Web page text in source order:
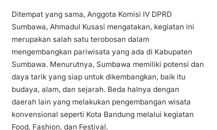
Ditempat yang sama, Anggota Komisi IV DPRD
Sumbawa, Ahmadul Kusasi mengatakan, kegiatan ini
merupakan salah satu terobosan dalam
mengembangkan pariwisata yang ada di Kabupaten
Sumbawa. Menurutnya, Sumbawa memiliki potensi dan
daya tarik yang siap untuk dikembangkan, baik itu
budaya, alam, dan sejarah. Beda halnya dengan
daerah lain yang melakukan pengembangan wisata
konvensional seperti Kota Bandung melalui kegiatan
Food, Fashion, dan Festival.